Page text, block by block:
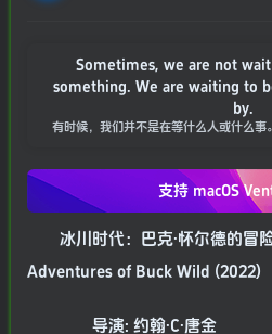
Sometimes, we are not
something. We are waiting to
by.
有时候，我们并不是在等什么人或什么
支持 macOS
冰川时代：巴克·怀尔德的冒
Adventures of Buck Wild (2022)
导演: 约翰·C·唐金